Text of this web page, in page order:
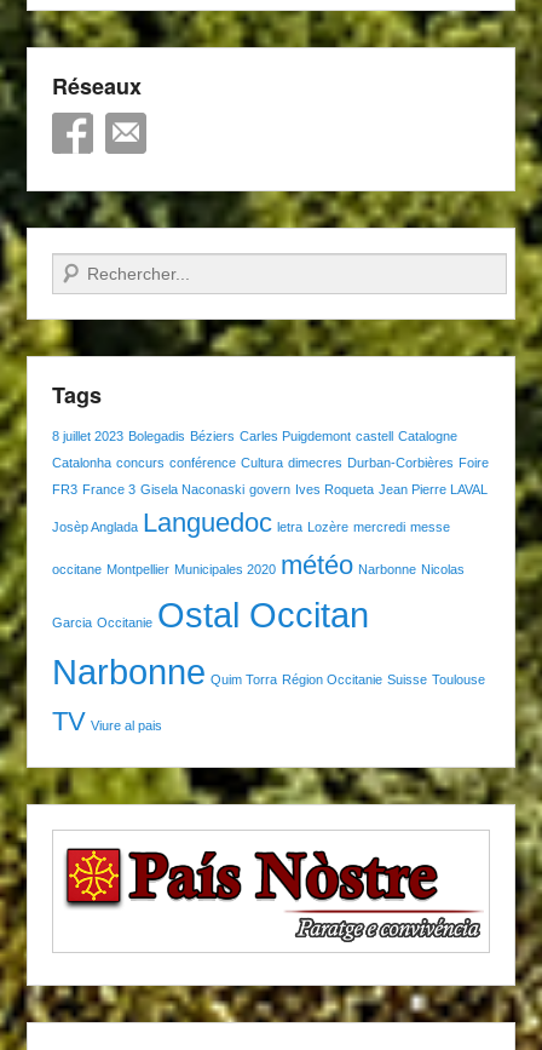
Réseaux
Recherche
Tags
8 juillet 2023 Bolegadis Béziers Carles Puigdemont castell
Catalogne
Catalonha concurs conférence Cultura dimecres Durban-Corbières Foire
FR3 France 3 Gisela Naconaski govern Ives Roqueta Jean Pierre LAVAL
Josèp Anglada Languedoc letra Lozère mercredi messe
occitane Montpellier Municipales 2020 météo Narbonne Nicolas
Garcia Occitanie Ostal Occitan
Narbonne Quim Torra Région Occitanie Suisse Toulouse
TV Viure al pais